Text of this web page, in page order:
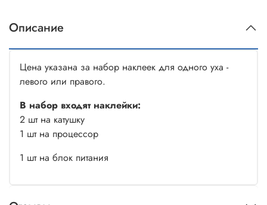
Описание
Цена указана за набор наклеек для одного уха -
левого или правого.
В набор входят наклейки:
2 шт на катушку
1 шт на процессор
1 шт на блок питания